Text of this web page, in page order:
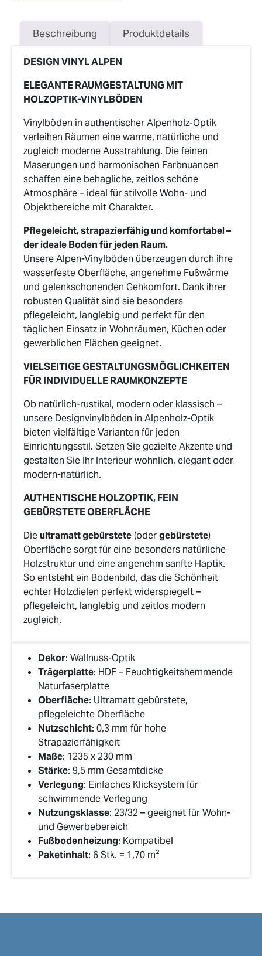
Beschreibung Produktdetails
DESIGN VINYL ALPEN
ELEGANTE RAUMGESTALTUNG MIT
HOLZOPTIK-VINYLBÖDEN
Vinylböden in authentischer Alpenholz-Optik
verleihen Räumen eine warme, natürliche und
zugleich moderne Ausstrahlung. Die feinen
Maserungen und harmonischen Farbnuancen
schaffen eine behagliche, zeitlos schöne
Atmosphäre – ideal für stilvolle Wohn- und
Objektbereiche mit Charakter.
Pflegeleicht, strapazierfähig und komfortabel –
der ideale Boden für jeden Raum.
Unsere Alpen-Vinylböden überzeugen durch ihre
wasserfeste Oberfläche, angenehme Fußwärme
und gelenkschonenden Gehkomfort. Dank ihrer
robusten Qualität sind sie besonders
pflegeleicht, langlebig und perfekt für den
täglichen Einsatz in Wohnräumen, Küchen oder
gewerblichen Flächen geeignet.
VIELSEITIGE GESTALTUNGSMÖGLICHKEITEN
FÜR INDIVIDUELLE RAUMKONZEPTE
Ob natürlich-rustikal, modern oder klassisch –
unsere Designvinylböden in Alpenholz-Optik
bieten vielfältige Varianten für jeden
Einrichtungsstil. Setzen Sie gezielte Akzente und
gestalten Sie Ihr Interieur wohnlich, elegant oder
modern-natürlich.
AUTHENTISCHE HOLZOPTIK, FEIN
GEBÜRSTETE OBERFLÄCHE
Dieultramatt gebürstete(odergebürstete)
Oberfläche sorgt für eine besonders natürliche
Holzstruktur und eine angenehm sanfte Haptik.
So entsteht ein Bodenbild, das die Schönheit
echter Holzdielen perfekt widerspiegelt –
pflegeleicht, langlebig und zeitlos modern
zugleich.
Dekor: Wallnuss-Optik
Trägerplatte: HDF – Feuchtigkeitshemmende
Naturfaserplatte
Oberfläche: Ultramatt gebürstete,
pflegeleichte Oberfläche
Nutzschicht: 0,3 mm für hohe
Strapazierfähigkeit
Maße: 1235 x 230 mm
Stärke: 9,5 mm Gesamtdicke
Verlegung: Einfaches Klicksystem für
schwimmende Verlegung
Nutzungsklasse: 23/32 – geeignet für Wohn-
und Gewerbebereich
Fußbodenheizung: Kompatibel
Paketinhalt: 6 Stk. = 1,70 m²